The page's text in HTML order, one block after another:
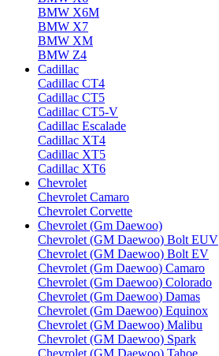
BMW X6M
BMW X7
BMW XM
BMW Z4
Cadillac
Cadillac CT4
Cadillac CT5
Cadillac CT5-V
Cadillac Escalade
Cadillac XT4
Cadillac XT5
Cadillac XT6
Chevrolet
Chevrolet Camaro
Chevrolet Corvette
Chevrolet (Gm Daewoo)
Chevrolet (GM Daewoo) Bolt EUV
Chevrolet (GM Daewoo) Bolt EV
Chevrolet (Gm Daewoo) Camaro
Chevrolet (Gm Daewoo) Colorado
Chevrolet (Gm Daewoo) Damas
Chevrolet (Gm Daewoo) Equinox
Chevrolet (GM Daewoo) Malibu
Chevrolet (GM Daewoo) Spark
Chevrolet (GM Daewoo) Tahoe